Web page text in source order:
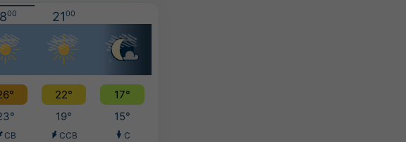
00 2100
22°
17°
19° 15°
СВ ССВ С